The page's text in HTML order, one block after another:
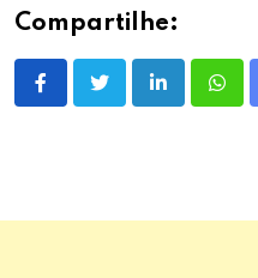
Compartilhe:
LinkedIn